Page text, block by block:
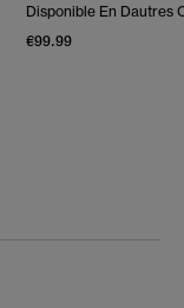
Disponible En Dautres
€99.99